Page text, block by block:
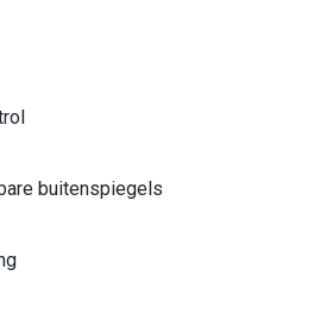
buitenspiegels